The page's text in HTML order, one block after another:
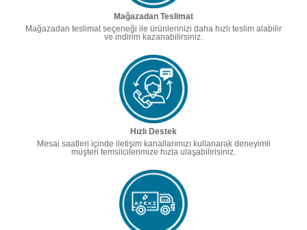
Mağazadan Teslimat
Mağazadan teslimat seçeneği ile ürünlerinizi daha hızlı teslim alabilir
ve indirim kazanabilirsiniz.
Hızlı Destek
Mesai saatleri içinde iletişim kanallarımızı kullanarak deneyimli
müşteri temsilcilerimize hızla ulaşabilirisiniz.